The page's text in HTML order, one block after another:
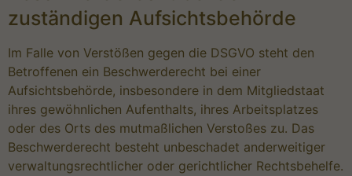
zuständigen Aufsichts­behörde
Im Falle von Verstößen gegen die DSGVO steht den
Betroffenen ein Beschwerderecht bei einer
Aufsichtsbehörde, insbesondere in dem Mitgliedstaat
ihres gewöhnlichen Aufenthalts, ihres Arbeitsplatzes
oder des Orts des mutmaßlichen Verstoßes zu. Das
Beschwerderecht besteht unbeschadet anderweitiger
verwaltungsrechtlicher oder gerichtlicher Rechtsbehelfe.